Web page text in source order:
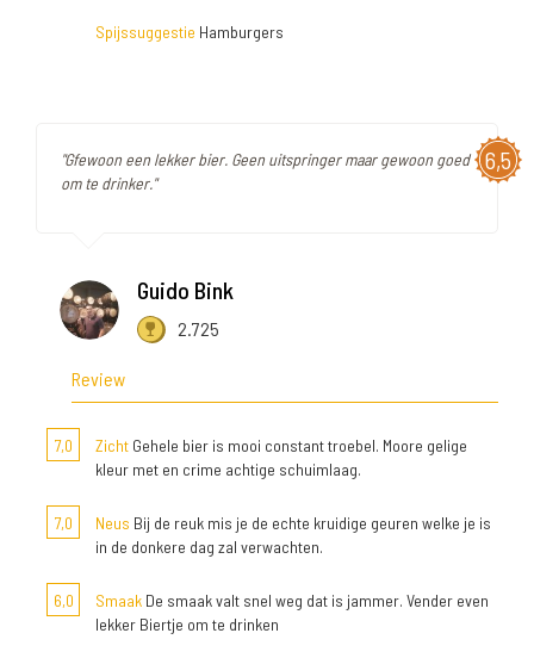
Spijssuggestie Hamburgers
6,5
"Gfewoon een lekker bier. Geen uitspringer maar gewoon goed
om te drinker."
Guido Bink
2.725
Review
7,0 Zicht Gehele bier is mooi constant troebel. Moore gelige
kleur met en crime achtige schuimlaag.
7,0 Neus Bij de reuk mis je de echte kruidige geuren welke je is
in de donkere dag zal verwachten.
6,0 Smaak De smaak valt snel weg dat is jammer. Vender even
lekker Biertje om te drinken